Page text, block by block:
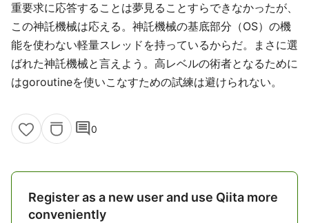
重要求に応答することは夢見ることすらできなかったが、
この神託機械は応える。神託機械の基底部分（OS）の機
能を使わない軽量スレッドを持っているからだ。まさに選
ばれた神託機械と言えよう。高レベルの術者となるために
はgoroutineを使いこなすための試練は避けられない。
comment0
Register as a new user and use Qiita more
conveniently